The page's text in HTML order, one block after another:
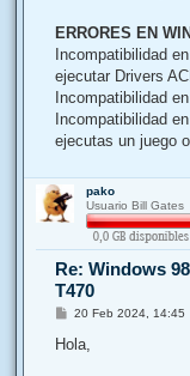
ERRORES EN
Incompatibilidad
ejecutar Drivers
Incompatibilidad
Incompatibilidad
ejecutas un juego
pako
Usuario Bill Gates
Re: Windows
T470
M
n
20 Feb 2024, 14:45
Hola,